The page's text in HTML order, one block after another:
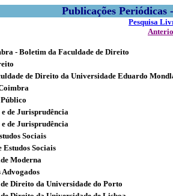
Publicações
Pesquisa
- Boletim da Faculdade de Direito
de Direito da Universidade Eduardo
de Jurisprudência
de Jurisprudência
Sociais
Estudos Sociais
Moderna
Advogados
Direito da Universidade do Porto